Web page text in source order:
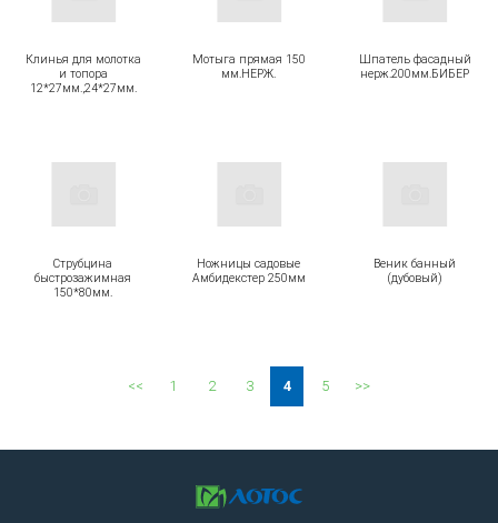
Клинья для молотка
и топора
12*27мм.,24*27мм.
Мотыга прямая 150
мм.НЕРЖ.
Шпатель фасадный
нерж.200мм.БИБЕР
Струбцина
быстрозажимная
150*80мм.
Ножницы садовые
Амбидекстер 250мм
Веник банный
(дубовый)
<< 1 2 3 4 5 >>